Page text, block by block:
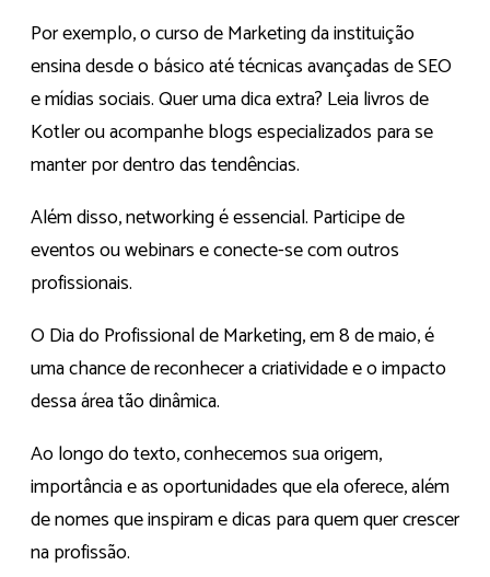
Por exemplo, o curso de Marketing da instituição
ensina desde o básico até técnicas avançadas de SEO
e mídias sociais. Quer uma dica extra? Leia livros de
Kotler ou acompanhe blogs especializados para se
manter por dentro das tendências.
Além disso, networking é essencial. Participe de
eventos ou webinars e conecte-se com outros
profissionais.
O Dia do Profissional de Marketing, em 8 de maio, é
uma chance de reconhecer a criatividade e o impacto
dessa área tão dinâmica.
Ao longo do texto, conhecemos sua origem,
importância e as oportunidades que ela oferece, além
de nomes que inspiram e dicas para quem quer crescer
na profissão.